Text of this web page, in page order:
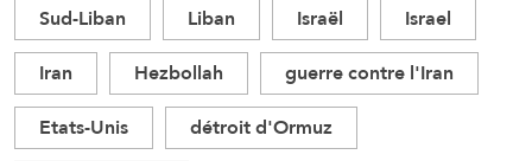
Sud-Liban Liban Israël
Israel
Iran
Hezbollah
guerre contre l'Iran
Etats-Unis
détroit d'Ormuz